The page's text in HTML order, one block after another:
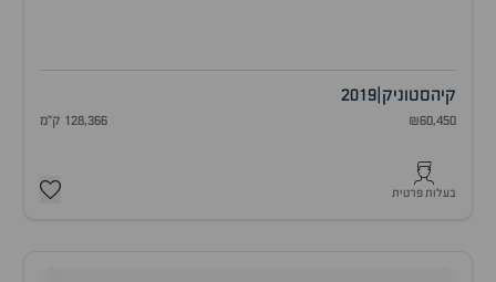
קיהסטוניק 2019
₪60,450 128,366 ק"מ
בעלות פרטית